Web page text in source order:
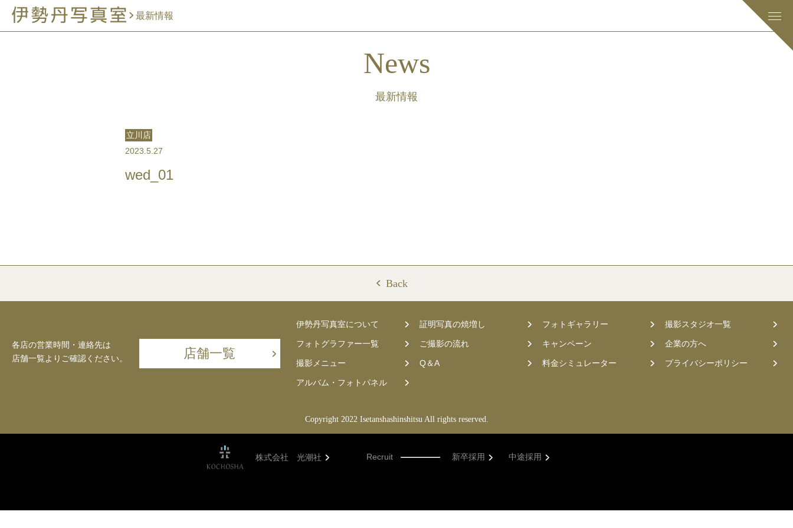
最新情報
News
最新情報
立川店
2023.5.27
wed_01
Back
各店の営業時間・連絡先は
店舗一覧よりご確認ください。
店舗一覧
伊勢丹写真室について 証明写真の焼増し フォトギャラリー 撮影スタジオ一覧
フォトグラファー一覧 ご撮影の流れ キャンペーン 企業の方へ
撮影メニュー Q＆A 料金シミュレーター プライバシーポリシー
アルバム・フォトパネル
Copyright 2022 Isetanshashinshitsu All rights reserved.
株式会社 光潮社 Recruit 新卒採用 中途採用